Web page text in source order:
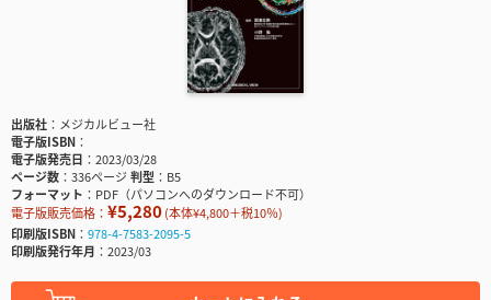
出版社
メジカルビュー社
電子版ISBN
電子版発売日
2023/03/28
ページ数
336ページ判型
B5
フォーマット
PDF（パソコンへのダウンロード不可）
電子版販売価格： ¥5,280(本体¥4,800＋税10％)
印刷版ISBN
978-4-7583-2095-5
印刷版発行年月
2023/03